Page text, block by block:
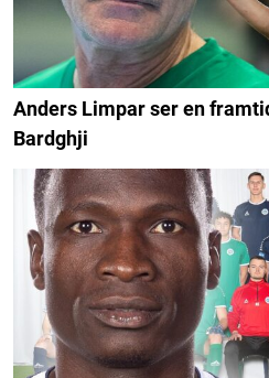
Anders Limpar ser en
Bardghji